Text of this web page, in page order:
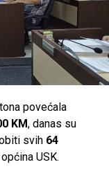
povećala
KM, danas su
svih 64
USK.